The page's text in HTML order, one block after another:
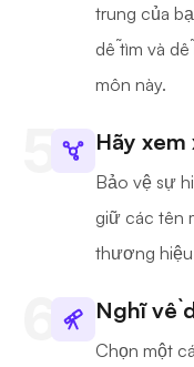
trung của
dễ tìm và
môn này.
Hãy
Bảo vệ sự
giữ các tên
thương
Nghĩ về
Chọn một